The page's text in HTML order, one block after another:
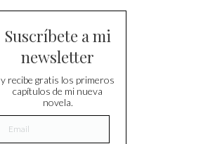
Suscríbete a mi
newsletter
y recibe gratis los primeros
capítulos de mi nueva
novela.